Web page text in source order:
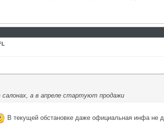
а в апреле стартуют продажи
В текущей обстановке даже официальная инфа не